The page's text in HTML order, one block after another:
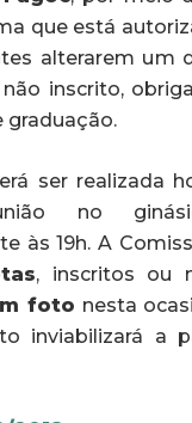
que está
alterarem um
inscrito,
graduação.
ser realizada
no
às 19h. A
, inscritos ou
foto nesta
inviabilizará a